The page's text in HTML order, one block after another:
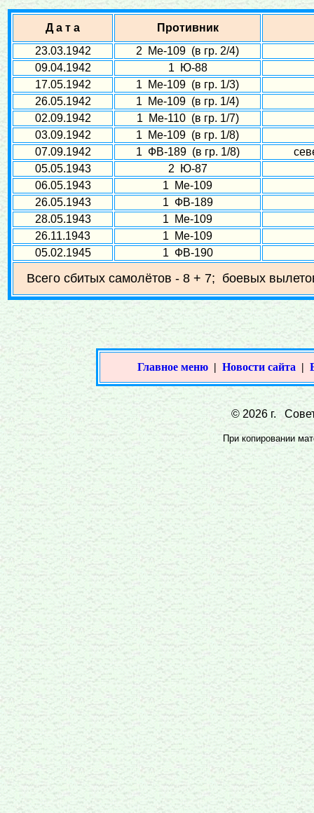
Д а т а
Противник
23.03.1942
2 Ме-109 (в гр. 2/4)
09.04.1942
1 Ю-88
17.05.1942
1 Ме-109 (в гр. 1/3)
26.05.1942
1 Ме-109 (в гр. 1/4)
02.09.1942
1 Ме-110 (в гр. 1/7)
03.09.1942
1 Ме-109 (в гр. 1/8)
07.09.1942
1 ФВ-189 (в гр. 1/8)
05.05.1943
2 Ю-87
06.05.1943
1 Ме-109
26.05.1943
1 ФВ-189
28.05.1943
1 Ме-109
26.11.1943
1 Ме-109
05.02.1945
1 ФВ-190
Всего сбитых самолётов - 8 + 7; боевых
Главное меню | Новости сайта |
© 2026 г.
При копировании